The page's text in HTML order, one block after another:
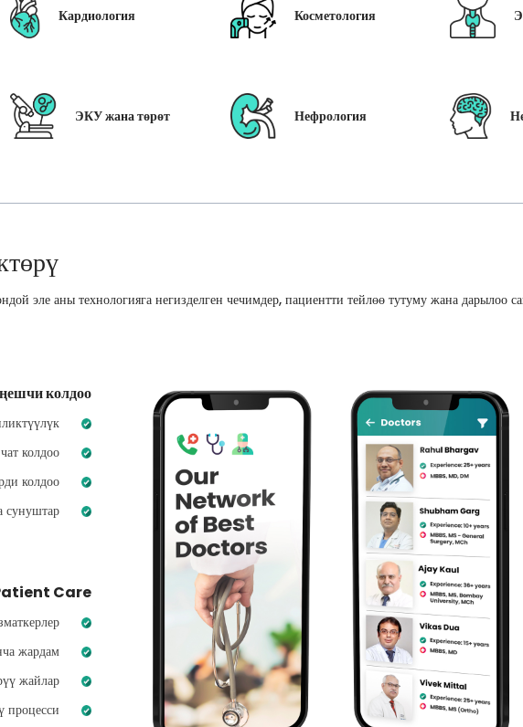
Кардиология Косметология
ЭКУ жана төрөт Нефрология
эле аны технологияга негизделген чечимдер, пациентти тейлөө тутуму жана
колдоо
колдоо
колдоо
сунуштар
Care
жардам
жайлар
процесси